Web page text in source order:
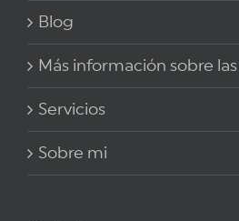
Blog
Más información sobre
Servicios
Sobre mi